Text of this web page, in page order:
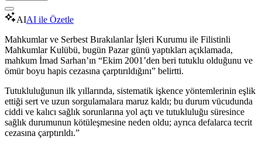
AIAI ile Özetle
Mahkumlar ve Serbest Bırakılanlar İşleri Kurumu ile Filistinli
Mahkumlar Kulübü, bugün Pazar günü yaptıkları açıklamada,
mahkum İmad Sarhan’ın “Ekim 2001’den beri tutuklu olduğunu ve
ömür boyu hapis cezasına çarptırıldığını” belirtti.
Tutukluluğunun ilk yıllarında, sistematik işkence yöntemlerinin eşlik
ettiği sert ve uzun sorgulamalara maruz kaldı; bu durum vücudunda
ciddi ve kalıcı sağlık sorunlarına yol açtı ve tutukluluğu süresince
sağlık durumunun kötüleşmesine neden oldu; ayrıca defalarca tecrit
cezasına çarptırıldı.”